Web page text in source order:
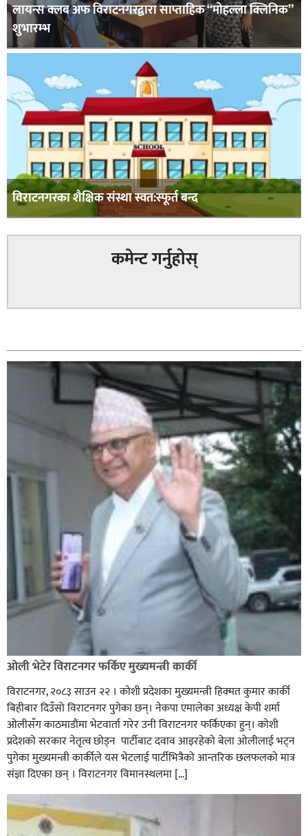
लायन्स क्लब अफ विराटनगरद्वारा साप्ताहिक “मोहल्ला क्लिनिक”
शुभारम्भ
विराटनगरका शैक्षिक संस्था स्वत:स्फूर्त बन्द
कमेन्ट गर्नुहोस्
ओली भेटेर विराटनगर फर्किए मुख्यमन्त्री कार्की
विराटनगर, २०८३ साउन २२ । कोशी प्रदेशका मुख्यमन्त्री हिक्मत कुमार कार्की
बिहीबार दिउँसो विराटनगर पुगेका छन्। नेकपा एमालेका अध्यक्ष केपी शर्मा
ओलीसँग काठमाडौंमा भेटवार्ता गरेर उनी विराटनगर फर्किएका हुन्। काेशी
प्रदेशकाे सरकार नेतृत्व छाेड्न पार्टीबाट दवाव आइरहेकाे बेला ओलीलाई भट्न
पुगेका मुख्यमन्त्री कार्कीले यस भेटलाई पार्टीभित्रैको आन्तरिक छलफलकाे मात्र
संज्ञा दिएका छन् । विराटनगर विमानस्थलमा […]